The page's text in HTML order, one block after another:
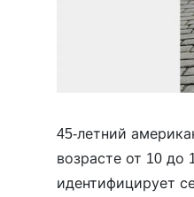
45-летний
возрасте от 10 до
идентифицирует